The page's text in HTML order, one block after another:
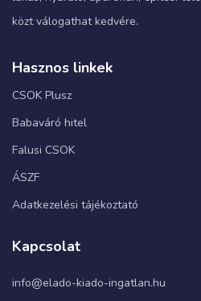
közt válogathat kedvére.
Hasznos linkek
CSOK Plusz
Babaváró hitel
Falusi CSOK
ÁSZF
Adatkezelési tájékoztató
Kapcsolat
info@elado-kiado-ingatlan.hu